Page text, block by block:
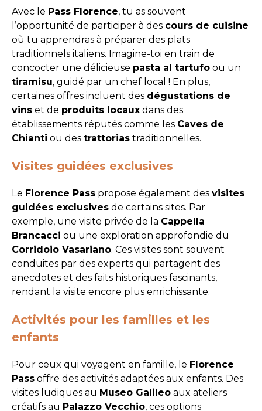
Avec le Pass Florence, tu as souvent
l’opportunité de participer à des cours de cuisine
où tu apprendras à préparer des plats
traditionnels italiens. Imagine-toi en train de
concocter une délicieuse pasta al tartufo ou un
tiramisu, guidé par un chef local ! En plus,
certaines offres incluent des dégustations de
vins et de produits locaux dans des
établissements réputés comme les Caves de
Chianti ou des trattorias traditionnelles.
Visites guidées exclusives
Le Florence Pass propose également des visites
guidées exclusives de certains sites. Par
exemple, une visite privée de la Cappella
Brancacci ou une exploration approfondie du
Corridoio Vasariano. Ces visites sont souvent
conduites par des experts qui partagent des
anecdotes et des faits historiques fascinants,
rendant la visite encore plus enrichissante.
Activités pour les familles et les
enfants
Pour ceux qui voyagent en famille, le Florence
Pass offre des activités adaptées aux enfants. Des
visites ludiques au Museo Galileo aux ateliers
créatifs au Palazzo Vecchio, ces options